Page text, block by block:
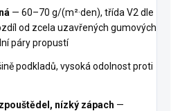
— 60–70 g/(m²·den), třída V2 dle
od zcela uzavřených gumových
páry propustí
podkladů, vysoká odolnost proti
nízký zápach —